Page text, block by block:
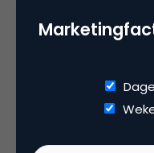
8 september 2005
sander